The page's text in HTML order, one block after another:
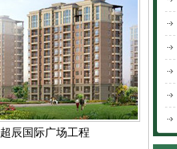
超辰国际广场工程